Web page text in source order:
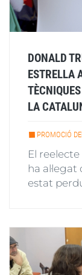
DONALD
ESTRELLA
LA
PROMOCIÓ
El
ha
estat